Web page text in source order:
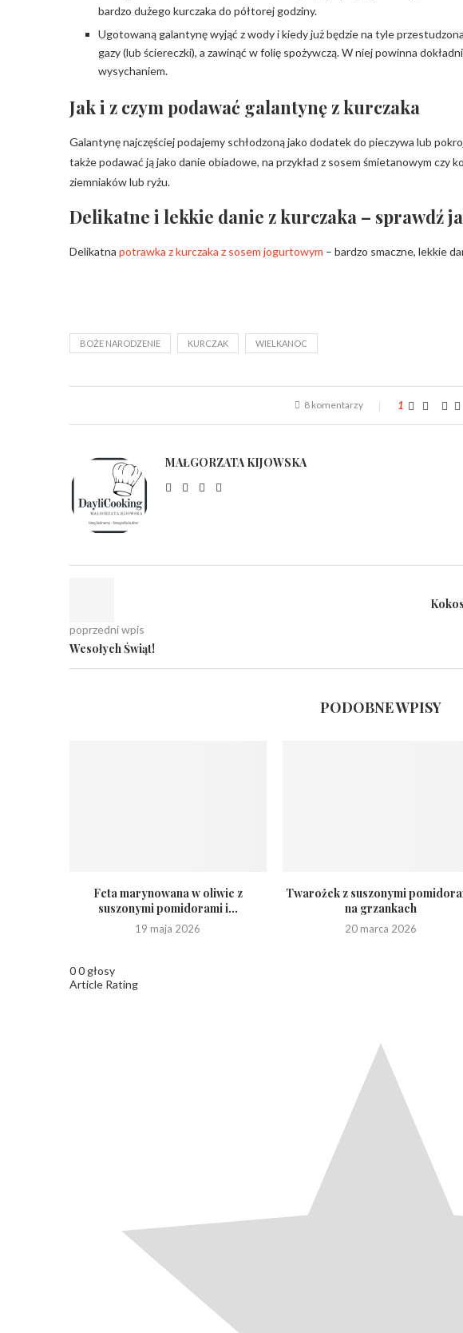
bardzo dużego kurczaka do półtorej godziny.
Ugotowaną galantynę wyjąć z wody i kiedy już będzie na tyle
gazy (lub ściereczki), a zawinąć w folię spożywczą. W niej powinna
wysychaniem.
Jak i z czym podawać galantynę z kurczaka
Galantynę najczęściej podajemy schłodzoną jako dodatek do pieczywa lub
także podawać ją jako danie obiadowe, na przykład z sosem śmietanowym czy
ziemniaków lub ryżu.
Delikatne i lekkie danie z kurczaka – sprawdź
Delikatna potrawka z kurczaka z sosem jogurtowym – bardzo smaczne, lekkie
BOŻE NARODZENIE KURCZAK WIELKANOC
8 komentarzy 1
MAŁGORZATA KIJOWSKA
poprzedni wpis
Wesołych Świąt!
PODOBNE WPISY
Feta marynowana w oliwie z
suszonymi pomidorami i...
19 maja 2026
Twarożek z suszonymi
na grzankach
20 marca 2026
00 głosy
Article Rating